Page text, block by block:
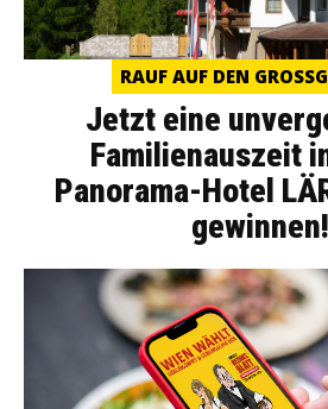
RAUF AUF DEN
Jetzt eine
Familienauszeit
Panorama-Hotel
gewinnen!